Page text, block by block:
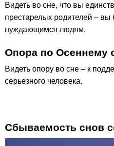
Видеть во сне, что вы
престарелых родителей – вы
нуждающимся людям.
Опора по Осеннему
Видеть опору во сне – к
серьезного человека.
Сбываемость снов